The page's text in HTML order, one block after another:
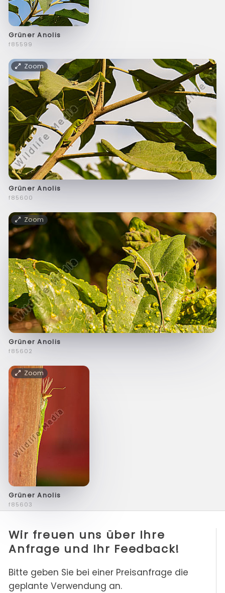
Grüner Anolis
f85599
Zoom
Grüner Anolis
f85600
Zoom
Grüner Anolis
f85602
Zoom
Grüner Anolis
f85603
Wir freuen uns über Ihre
Anfrage und Ihr Feedback!
Bitte geben Sie bei einer Preisanfrage die
geplante Verwendung an.